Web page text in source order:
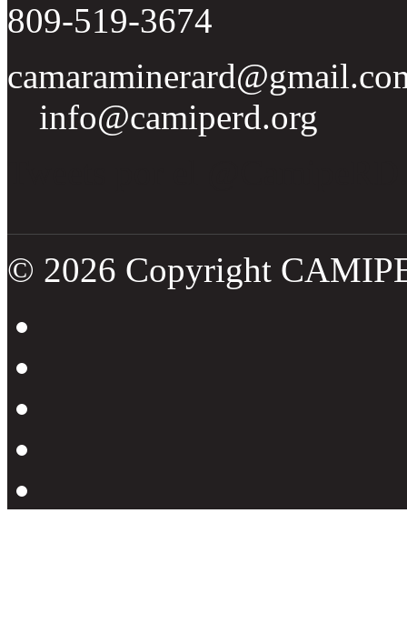
809-519-3674
info@camiperd.org
© 2026 Copyright